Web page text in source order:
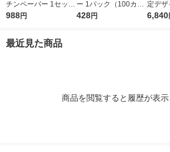
チンペーパー 1セット
（200組×4）スコッテ
タオル 日本製紙クレ
988円
ー 1パック（100カッ
ト×2ロール）超吸収
428円
定デ
ペーパ
6,840
最近見た商品
商品を閲覧すると履歴が表